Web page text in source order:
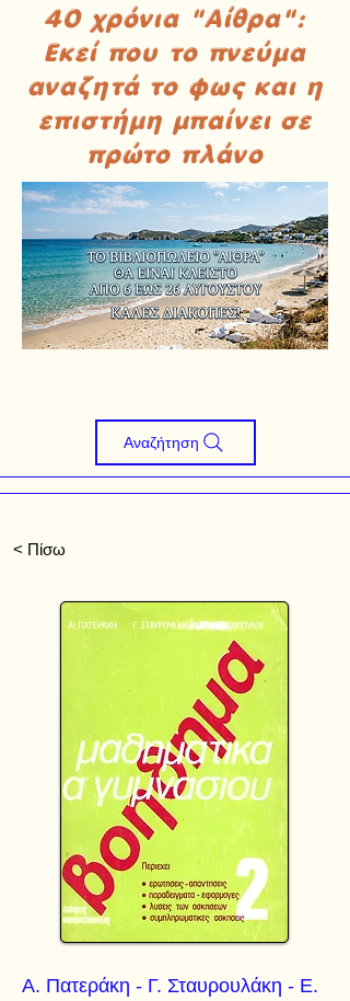
40 χρόνια "Αίθρα":
Εκεί που το πνεύμα
αναζητά το φως και η
επιστήμη μπαίνει σε
πρώτο πλάνο
Αναζήτηση
< Πίσω
Α. Πατεράκη - Γ. Σταυρουλάκη - Ε.